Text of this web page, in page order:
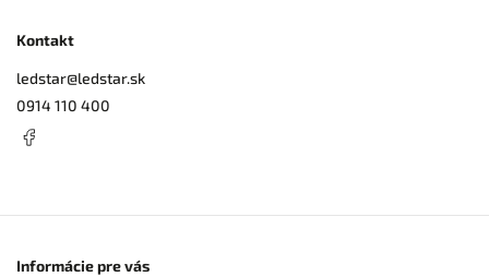
Kontakt
ledstar@ledstar.sk
0914 110 400
Informácie pre vás